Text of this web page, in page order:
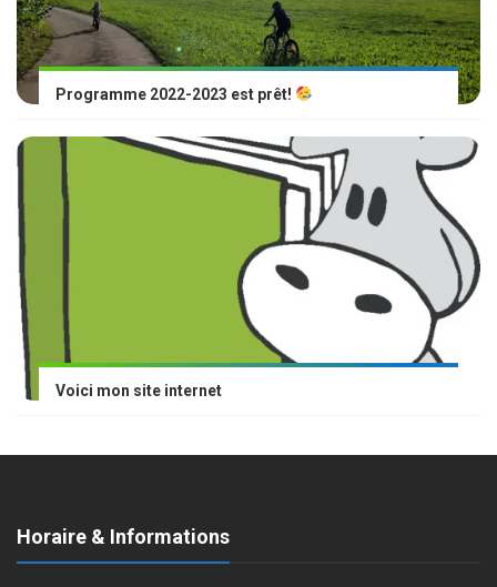
Programme 2022-2023 est prêt!
Voici mon site internet
Horaire & Informations